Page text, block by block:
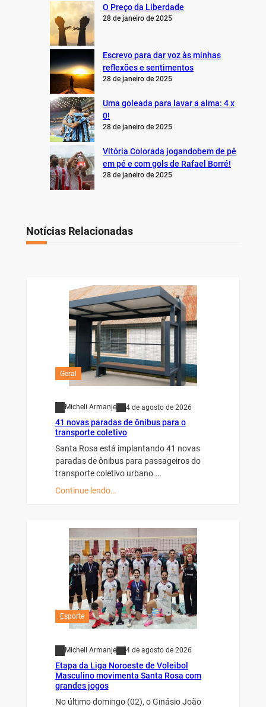
O Preço da Liberdade
28 de janeiro de 2025
Escrevo para dar voz às minhas
reflexões e sentimentos
28 de janeiro de 2025
Uma goleada para lavar a alma: 4 x
0!
28 de janeiro de 2025
Vitória Colorada jogandobem de pé
em pé e com gols de Rafael Borré!
28 de janeiro de 2025
Notícias Relacionadas
Geral
Micheli Armanje 4 de agosto de 2026
41 novas paradas de ônibus para o
transporte coletivo
Santa Rosa está implantando 41 novas
paradas de ônibus para passageiros do
transporte coletivo urbano.…
Continue lendo…
Esporte
Micheli Armanje 4 de agosto de 2026
Etapa da Liga Noroeste de Voleibol
Masculino movimenta Santa Rosa com
grandes jogos
No último domingo (02), o Ginásio João